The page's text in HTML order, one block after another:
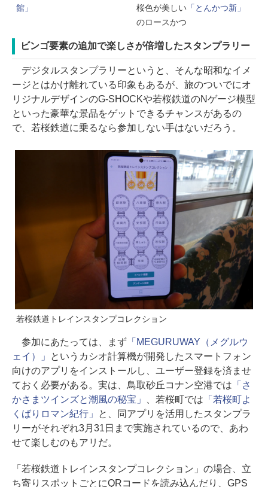
館」
桜色が美しい「とんかつ新」
のロースかつ
ビンゴ要素の追加で楽しさが倍増したスタンプラリー
デジタルスタンプラリーというと、そんな昭和なイメ
ージとはかけ離れている印象もあるが、旅のついでにオ
リジナルデザインのG-SHOCKや若桜鉄道のNゲージ模型
といった豪華な景品をゲットできるチャンスがあるの
で、若桜鉄道に乗るなら参加しない手はないだろう。
若桜鉄道トレインスタンプコレクション
参加にあたっては、まず「MEGURUWAY（メグルウ
ェイ）」
というカシオ計算機が開発したスマートフォン
向けのアプリをインストールし、ユーザー登録を済ませ
ておく必要がある。実は、鳥取砂丘コナン空港では 「さ
かさまツインズと潮風の秘宝」
、若桜町では 「若桜町よ
くばりロマン紀行」
と、同アプリを活用したスタンプラ
リーがそれぞれ3月31日まで実施されているので、あわ
せて楽しむのもアリだ。
「若桜鉄道トレインスタンプコレクション」の場合、立
ち寄りスポットごとにQRコードを読み込んだり、GPS